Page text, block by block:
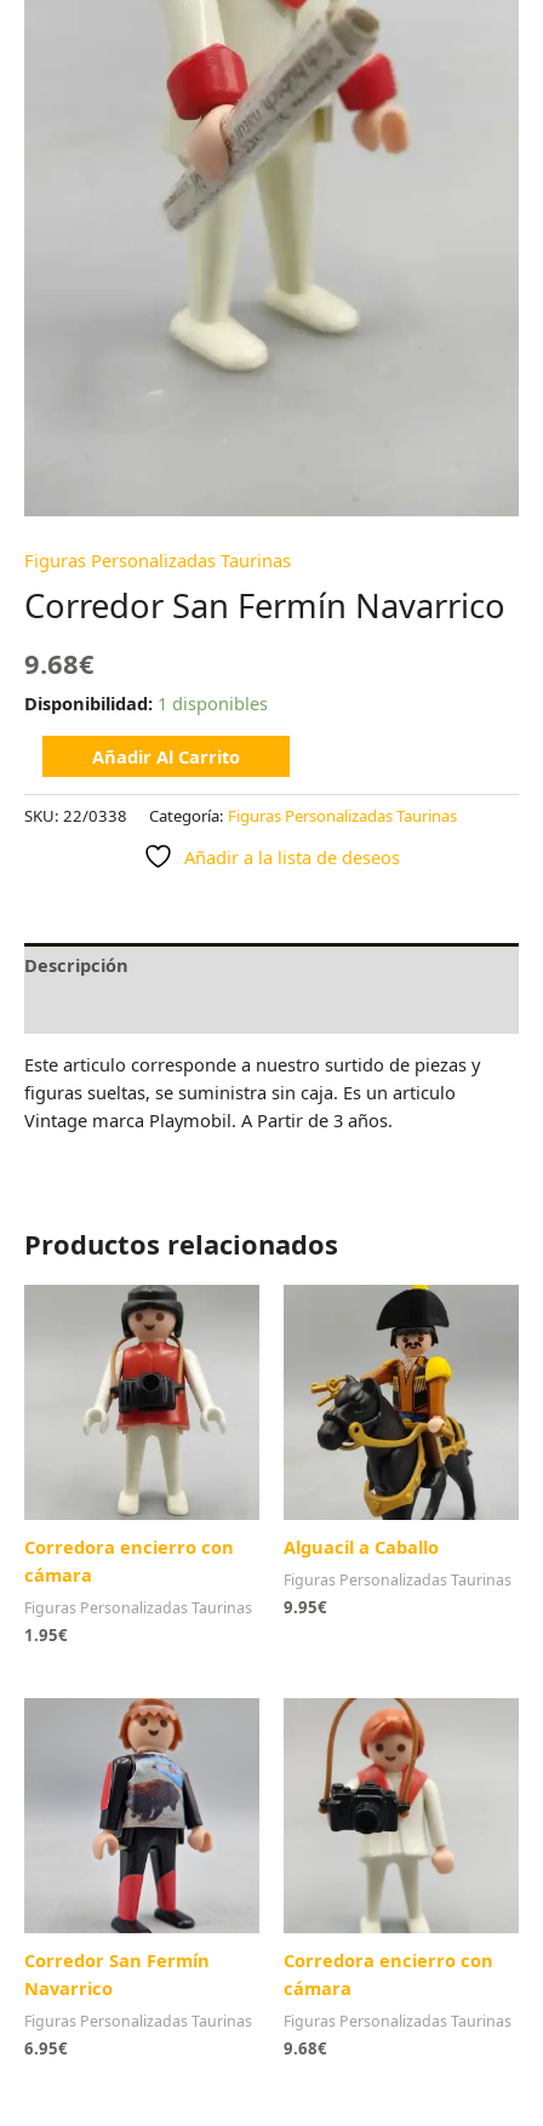
Figuras Personalizadas Taurinas
Corredor San Fermín Navarrico
9.68€
Disponibilidad: 1 disponibles
Añadir Al Carrito
SKU: 22/0338 Categoría: Figuras Personalizadas Taurinas
Añadir a la lista de deseos
Descripción
Este articulo corresponde a nuestro surtido de piezas y
figuras sueltas, se suministra sin caja. Es un articulo
Vintage marca Playmobil. A Partir de 3 años.
Productos relacionados
Corredora encierro con
cámara
Figuras Personalizadas Taurinas
1.95€
Alguacil a Caballo
Figuras Personalizadas Taurinas
9.95€
Corredor San Fermín
Navarrico
Figuras Personalizadas Taurinas
6.95€
Corredora encierro con
cámara
Figuras Personalizadas Taurinas
9.68€